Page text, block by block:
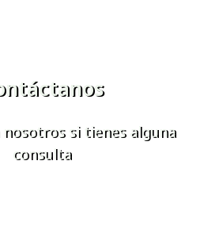
nosotros si tienes alguna
consulta